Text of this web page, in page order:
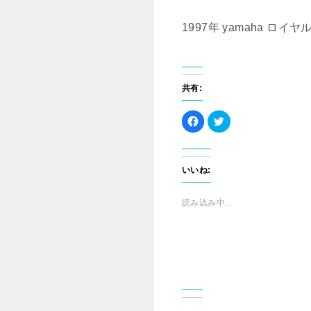
1997年 yamaha ロイヤ
共有:
F
a
b
o
o
k
で
有
く
ク
リ
t
いいね:
読み込み中…